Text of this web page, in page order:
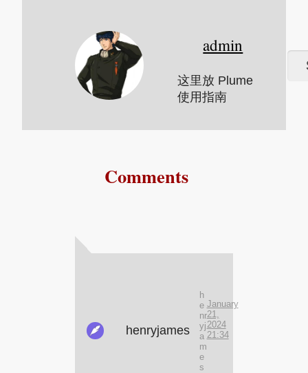
admin
这里放 Plume
使用指南
Comments
henryjames
h
e
nr
yj
a
m
e
s
January
21,
2024
21:34